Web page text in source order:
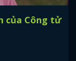
của Công tử